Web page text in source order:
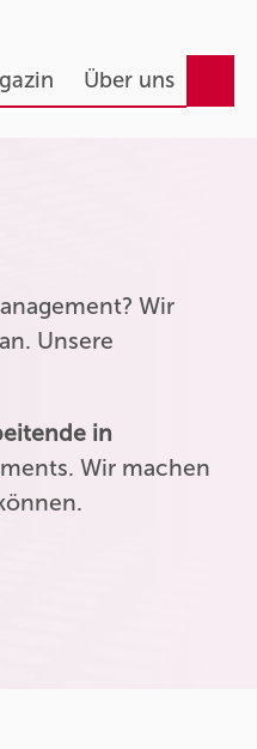
Über uns
Wir
Unsere
in
Wir machen